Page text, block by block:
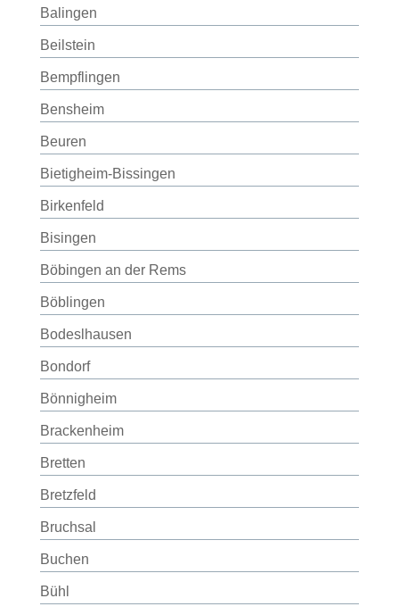
Balingen
Beilstein
Bempflingen
Bensheim
Beuren
Bietigheim-Bissingen
Birkenfeld
Bisingen
Böbingen an der Rems
Böblingen
Bodeslhausen
Bondorf
Bönnigheim
Brackenheim
Bretten
Bretzfeld
Bruchsal
Buchen
Bühl